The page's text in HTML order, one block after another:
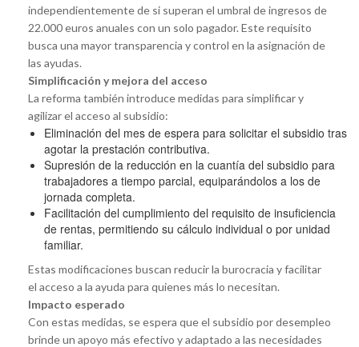
independientemente de si superan el umbral de ingresos de
22.000 euros anuales con un solo pagador. Este requisito
busca una mayor transparencia y control en la asignación de
las ayudas.
Simplificación y mejora del acceso
La reforma también introduce medidas para simplificar y
agilizar el acceso al subsidio:
Eliminación del mes de espera para solicitar el subsidio tras
agotar la prestación contributiva.
Supresión de la reducción en la cuantía del subsidio para
trabajadores a tiempo parcial, equiparándolos a los de
jornada completa.
Facilitación del cumplimiento del requisito de insuficiencia
de rentas, permitiendo su cálculo individual o por unidad
familiar.
Estas modificaciones buscan reducir la burocracia y facilitar
el acceso a la ayuda para quienes más lo necesitan.
Impacto esperado
Con estas medidas, se espera que el subsidio por desempleo
brinde un apoyo más efectivo y adaptado a las necesidades